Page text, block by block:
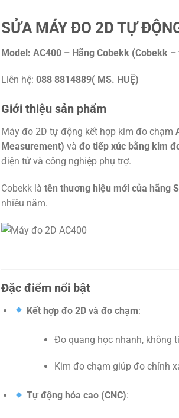
SỬA MÁY ĐO 2D TỰ
Model: AC400 – Hãng Cobekk (Cobekk
Liên hệ: 088 8814889( MS. HUỆ)
Giới thiệu sản phẩm
Máy đo 2D tự động kết hợp kim đo chạm
Measurement) và đo tiếp xúc bằng kim
điện tử và công nghiệp phụ trợ.
Cobekk là tên thương hiệu mới của hãng
nhiều năm.
Đặc điểm nổi bật
Kết hợp đo 2D và đo chạm:
Đo quang học nhanh, không
Kim đo chạm giúp đo chính
Tự động hóa cao (CNC):